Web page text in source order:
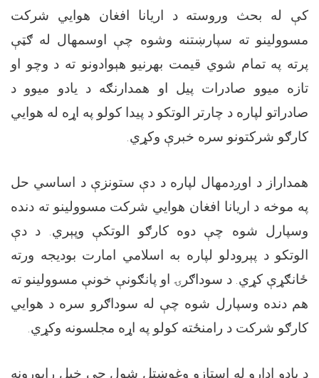
کې له بحث وروسته د اریانا افغان هوايي شرکت
مسوولینو ته سپارښتنه وشوه چې اوسمهال له ګټې
پرته په تمام شوي قیمت بهرنیو هېوادونو ته د وچو او
تازه میوو صادرات پيل او همدارنګه د یادو میوو د
صادراتو لپاره د چارتر الوتکو د پيدا کولو په اړه له هوايي
کارګو شرکتونو سره خبرې وکړي.
همداراز د اوږدمهال لپاره د دې ستونزې د اساسي حل
په موخه د اریانا افغان هوايي شرکت مسوولینو ته دنده
وسپارل شوه چې دوه کارګو الوتکې وپېري. د دې
الوتکو د پېرودلو لپاره به اسلامي امارت بودیجه ورته
ځانګړې کړي. د سوداګرۍ او پانګونې خونې مسوولینو ته
هم دنده وسپارل شوه چې له سوداګرو سره د هوايي
کارګو شرکت د رامنځته کولو په اړه مجلسونه وکړي.
د یادو ادارو له استازو وغوښتل شول چې خپل راپورونه